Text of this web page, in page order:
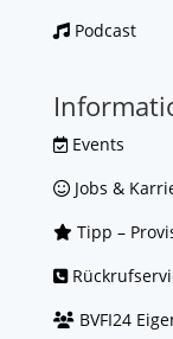
Podcast
Events
Jobs &
Tipp –
BVFI24